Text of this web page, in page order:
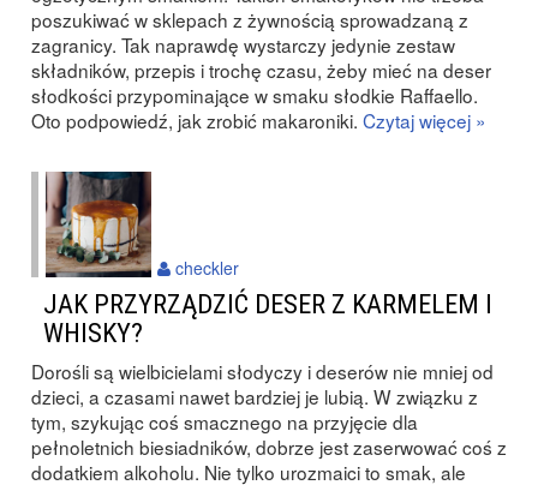
poszukiwać w sklepach z żywnością sprowadzaną z
zagranicy. Tak naprawdę wystarczy jedynie zestaw
składników, przepis i trochę czasu, żeby mieć na deser
słodkości przypominające w smaku słodkie Raffaello.
Oto podpowiedź, jak zrobić makaroniki. Czytaj więcej »
JAK PRZYRZĄDZIĆ DESER Z KARMELEM I
WHISKY?
Dorośli są wielbicielami słodyczy i deserów nie mniej od
dzieci, a czasami nawet bardziej je lubią. W związku z
tym, szykując coś smacznego na przyjęcie dla
pełnoletnich biesiadników, dobrze jest zaserwować coś z
dodatkiem alkoholu. Nie tylko urozmaici to smak, ale
checkler